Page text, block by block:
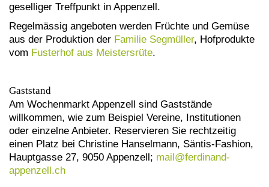
geselliger Treffpunkt in Appenzell.
Regelmässig angeboten werden Früchte und Gemüse
aus der Produktion der Familie Segmüller, Hofprodukte
vom Fusterhof aus Meistersrüte.
Gaststand
Am Wochenmarkt Appenzell sind Gaststände
willkommen, wie zum Beispiel Vereine, Institutionen
oder einzelne Anbieter. Reservieren Sie rechtzeitig
einen Platz bei Christine Hanselmann, Säntis-Fashion,
Hauptgasse 27, 9050 Appenzell; mail@ferdinand-
appenzell.ch